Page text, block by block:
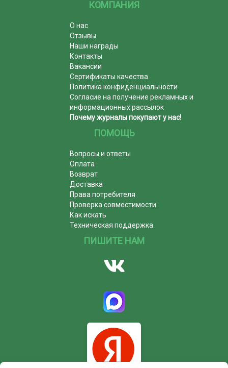
КОМПАНИЯ
О нас
Отзывы
Наши награды
Контакты
Вакансии
Сертификаты качества
Политика конфиденциальности
Согласие на получение рекламных и
информационных рассылок
Почему журналы покупают у нас!
ПОМОЩЬ
Вопросы и ответы
Оплата
Возврат
Доставка
Права потребителя
Проверка совместимости
Как искать
Техническая поддержка
ПИШИТЕ НАМ